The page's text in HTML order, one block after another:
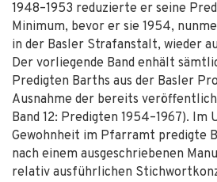
1948–1953 reduzierte er seine
Minimum, bevor er sie 1954,
in der Basler Strafanstalt, wieder
Der vorliegende Band enhält
Predigten Barths aus der Basler
Ausnahme der bereits
Band 12: Predigten 1954–1967).
Gewohnheit im Pfarramt predigte
nach einem ausgeschriebenen
relativ ausführlichen